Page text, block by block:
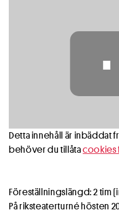
Detta innehåll är inbäddat
behöver du tillåtacookies
Föreställningslängd: 2 tim
På riksteaterturné hösten